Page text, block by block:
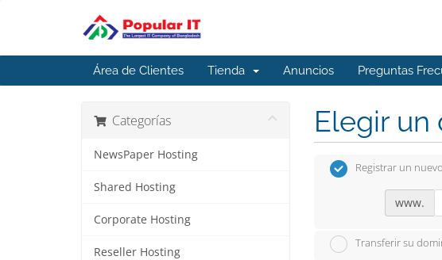
Área de Clientes Tienda Anuncios Preguntas
Categorías
NewsPaper Hosting
Shared Hosting
Corporate Hosting
Reseller Hosting
Elegir un
Registrar un
www.
Transferir su